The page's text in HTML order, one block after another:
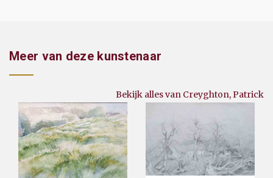
Meer van deze kunstenaar
Bekijk alles van Creyghton, Patrick